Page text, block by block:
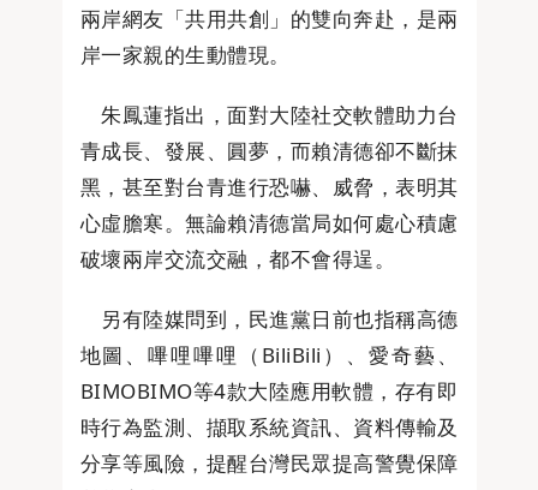
兩岸網友「共用共創」的雙向奔赴，是兩
岸一家親的生動體現。
朱鳳蓮指出，面對大陸社交軟體助力台
青成長、發展、圓夢，而賴清德卻不斷抹
黑，甚至對台青進行恐嚇、威脅，表明其
心虛膽寒。無論賴清德當局如何處心積慮
破壞兩岸交流交融，都不會得逞。
另有陸媒問到，民進黨日前也指稱高德
地圖、嗶哩嗶哩（BiliBili）、愛奇藝、
BIMOBIMO等4款大陸應用軟體，存有即
時行為監測、擷取系統資訊、資料傳輸及
分享等風險，提醒台灣民眾提高警覺保障